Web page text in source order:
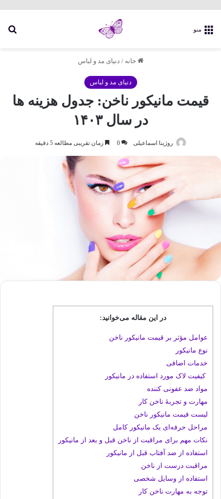
منو
خانه / دنیای مد و لباس
دنیای مد و لباس
قیمت مانیکور ناخن: جدول هزینه ها
در سال ۱۴۰۳
روژینا اسماعیلی 0 زمان تقریبی مطالعه 5 دقیقه
در این مقاله می‌خوانید:
عوامل مؤثر بر قیمت مانیکور ناخن
نوع مانیکور
خدمات اضافی
کیفیت لاک مورد استفاده در مانیکور
مواد ضد عفونی کننده
مهارت و تجربۀ ناخن کار
لیست قیمت مانیکور ناخن
مراحل حرفه‌ای یک مانیکور کامل
نکات مهم برای مراقبت از ناخن قبل و بعد از مانیکور
استفاده از ضد آفتاب قبل از مانیکور
مراقبت درست از ناخن
استفاده از وسایل شخصی
توجه به مهارت ناخن کار